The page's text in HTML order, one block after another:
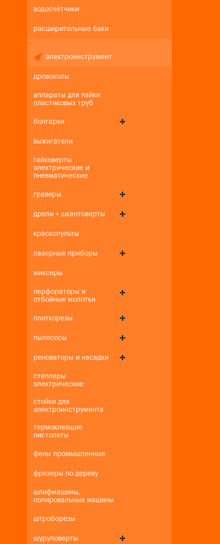
водосчётчики
расширительные баки
+-
электроинструмент
дровоколы
аппараты для пайки
пластиковых труб
болгарки
выжигатели
гайковерты
электрические и
пневматические
граверы
дрели + шкантоверты
краскопульты
лазерные приборы
миксеры
перфораторы и
отбойные молотки
плиткорезы
пылесосы
реноваторы и насадки
степлеры
электрические
стойки для
электроинструмента
термоклеящие
пистолеты
фены промышленные
фрезеры по дереву
шлифмашины,
полировальные машины
штроборезы
шуруповерты